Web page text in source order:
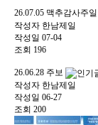
26.07.05 맥추감사주일
작성자 한남제일
작성일 07-04
조회 196
26.06.28 주보
작성자 한남제일
작성일 06-27
조회 200